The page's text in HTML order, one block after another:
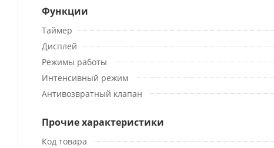
Функции
Таймер
Дисплей
Режимы работы
Интенсивный режим
Антивозвратный клапан
Прочие характеристики
Код товара